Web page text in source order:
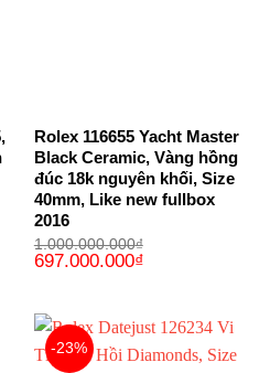
Rolex 116655 Yacht Master
Black Ceramic, Vàng hồng
đúc 18k nguyên khối, Size
40mm, Like new fullbox
2016
1.000.000.000₫
Giá
gốc
697.000.000₫Giá
-23%